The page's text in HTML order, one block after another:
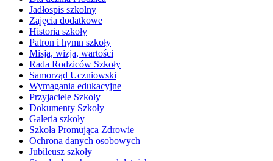
Jadłospis szkolny
Zajęcia dodatkowe
Historia szkoły
Patron i hymn szkoły
Misja, wizja, wartości
Rada Rodziców Szkoły
Samorząd Uczniowski
Wymagania edukacyjne
Przyjaciele Szkoły
Dokumenty Szkoły
Galeria szkoły
Szkoła Promująca Zdrowie
Ochrona danych osobowych
Jubileusz szkoły